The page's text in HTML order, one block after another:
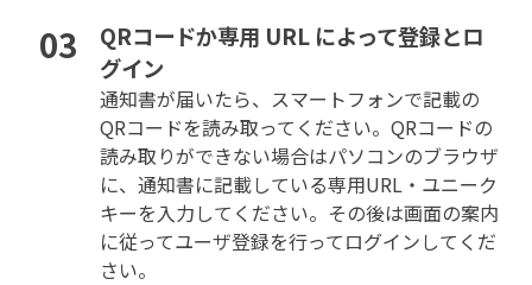
03
QRコードか専用 URL によって登録とロ
グイン
通知書が届いたら、スマートフォンで記載の
QRコードを読み取ってください。QRコードの
読み取りができない場合はパソコンのブラウザ
に、通知書に記載している専用URL・ユニーク
キーを入力してください。その後は画面の案内
に従ってユーザ登録を行ってログインしてくだ
さい。